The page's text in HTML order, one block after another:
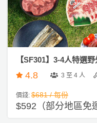
玩
樂
遊
出
租
【SF301】3-4人特選
4.8 3 至 4 人
價錢: $681 / 每份
$592（部分地區免